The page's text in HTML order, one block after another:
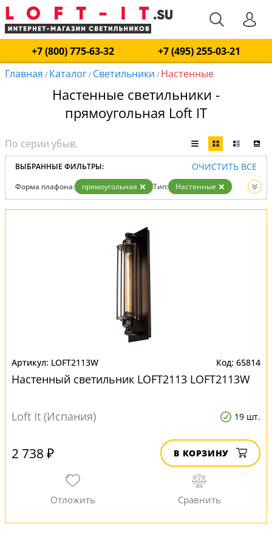
+7 (800) 775-63-32
+7 (495) 255-03-21
Главная / Каталог/ Светильники / Настенные
Настенные светильники -
прямоугольная Loft IT
ВЫБРАННЫЕ ФИЛЬТРЫ: ОЧИСТИТЬ ВСЕ
Форма плафона: прямоугольная Тип:
Настенные
Вид:
Светильники
LOFT2113W 65814
Настенный светильник LOFT2113 LOFT2113W
Loft It (Испания) 19 шт.
2 738 ₽ В КОРЗИНУ